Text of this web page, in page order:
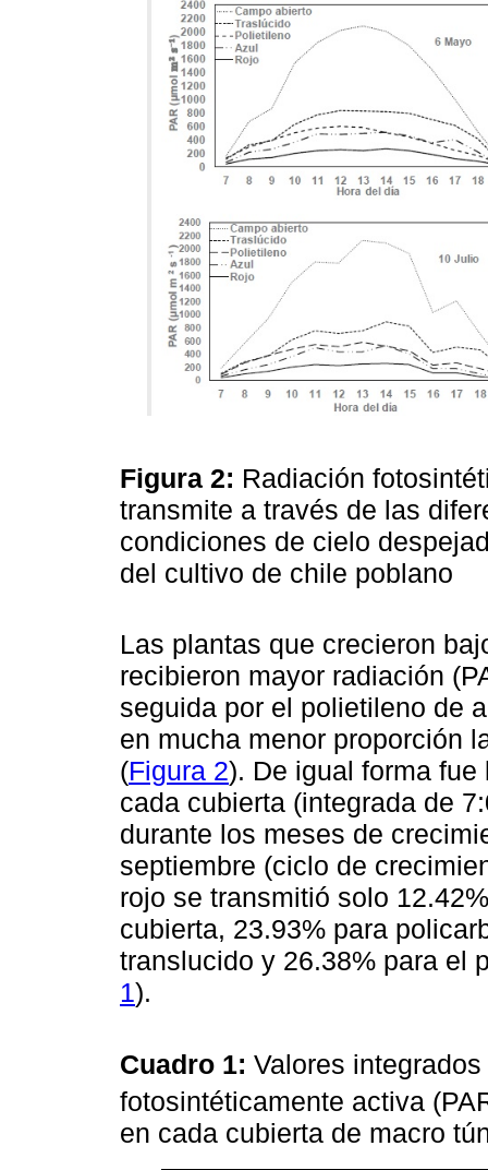
Figura 2: Radiación
transmite a través de las
condiciones de cielo
del cultivo de chile poblano
Las plantas que crecieron
recibieron mayor radiación
seguida por el polietileno de
en mucha menor proporción
(Figura 2). De igual forma
cada cubierta (integrada de
durante los meses de
septiembre (ciclo de
rojo se transmitió solo
cubierta, 23.93% para
translucido y 26.38% para el
1).
Cuadro 1: Valores
fotosintéticamente activa
en cada cubierta de macro